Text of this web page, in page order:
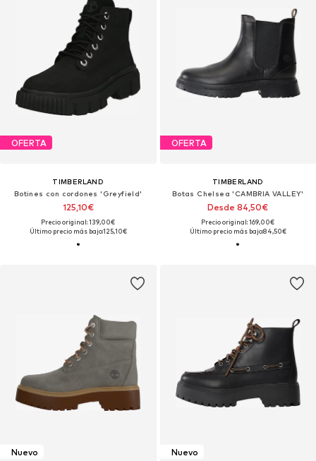
OFERTA
TIMBERLAND
Botines con cordones 'Greyfield'
125,10€
Precio original: 139,00€
Último precio más bajo:125,10€
OFERTA
TIMBERLAND
Botas Chelsea 'CAMBRIA VALLEY'
Desde 84,50€
Precio original: 169,00€
Último precio más bajo:84,50€
Nuevo Nuevo